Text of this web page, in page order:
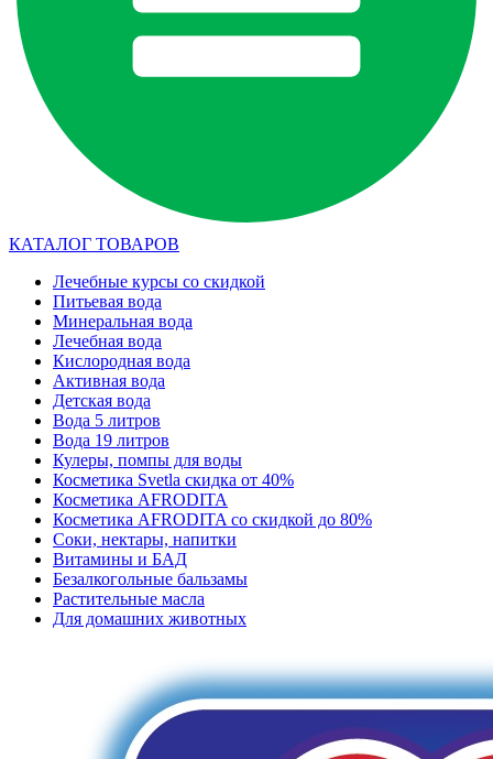
КАТАЛОГ ТОВАРОВ
Лечебные курсы со скидкой
Питьевая вода
Минеральная вода
Лечебная вода
Кислородная вода
Активная вода
Детская вода
Вода 5 литров
Вода 19 литров
Кулеры, помпы для воды
Косметика Svetla скидка от 40%
Косметика AFRODITA
Косметика AFRODITA со скидкой до 80%
Соки, нектары, напитки
Витамины и БАД
Безалкогольные бальзамы
Растительные масла
Для домашних животных